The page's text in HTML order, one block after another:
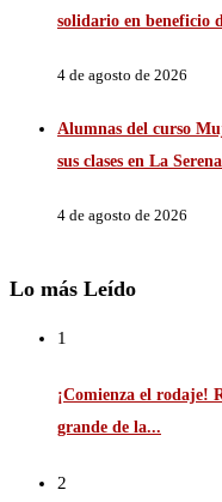
solidario en beneficio
4 de agosto de 2026
Alumnas del curso
sus clases en La
4 de agosto de 2026
Lo más Leído
1
¡Comienza el rodaje!
grande de la...
2